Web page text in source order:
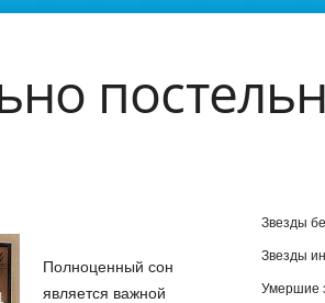
Полноценный сон
является важной
Звезды
Звезды
Умершие